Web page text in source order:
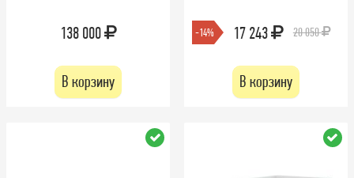
138 000
В корзину
-14% 17 243 20 050
В корзину